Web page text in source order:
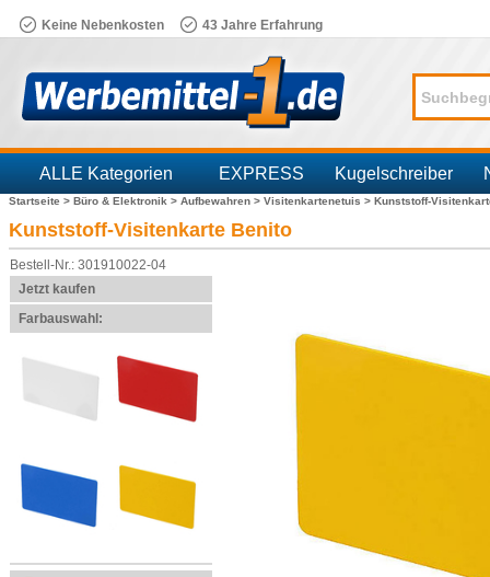
Keine Nebenkosten 43 Jahre Erfahrung
ALLE Kategorien EXPRESS Kugelschreiber
Branchen
Startseite > Büro & Elektronik > Aufbewahren > Visitenkartenetuis > Kunststoff-
Kunststoff-Visitenkarte Benito
Bestell-Nr.: 301910022-04
Jetzt kaufen
Farbauswahl: